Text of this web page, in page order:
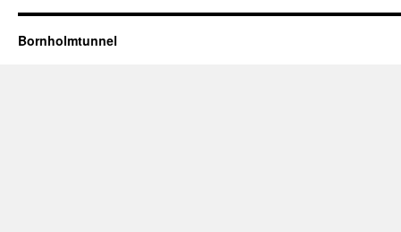
Bornholmtunnel